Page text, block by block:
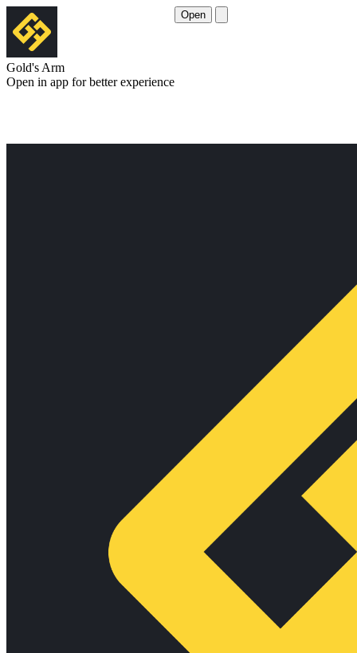
Gold's Arm
Open in app for better experience
Open